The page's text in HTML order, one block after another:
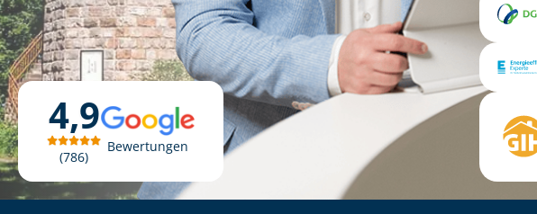
4,9
786
Bewertungen